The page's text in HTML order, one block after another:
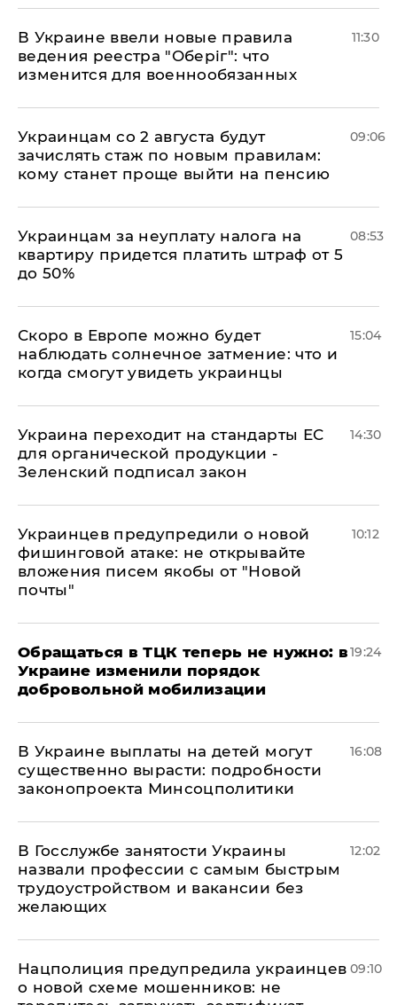
В Украине ввели новые правила
ведения реестра "Оберіг": что
изменится для военнообязанных
11:30
Украинцам со 2 августа будут
зачислять стаж по новым правилам:
кому станет проще выйти на пенсию
09:06
Украинцам за неуплату налога на
квартиру придется платить штраф от 5
до 50%
08:53
Скоро в Европе можно будет
наблюдать солнечное затмение: что и
когда смогут увидеть украинцы
15:04
Украина переходит на стандарты ЕС
для органической продукции -
Зеленский подписал закон
14:30
Украинцев предупредили о новой
фишинговой атаке: не открывайте
вложения писем якобы от "Новой
почты"
10:12
Обращаться в ТЦК теперь не нужно: в
Украине изменили порядок
добровольной мобилизации
19:24
В Украине выплаты на детей могут
существенно вырасти: подробности
законопроекта Минсоцполитики
16:08
В Госслужбе занятости Украины
назвали профессии с самым быстрым
трудоустройством и вакансии без
желающих
12:02
Нацполиция предупредила украинцев
о новой схеме мошенников: не
09:10